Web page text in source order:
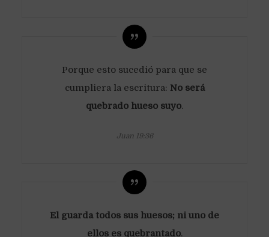
Porque esto sucedió para que se
cumpliera la escritura: No será
quebrado hueso suyo.
Juan 19:36
El guarda todos sus huesos; ni uno de
ellos es quebrantado.